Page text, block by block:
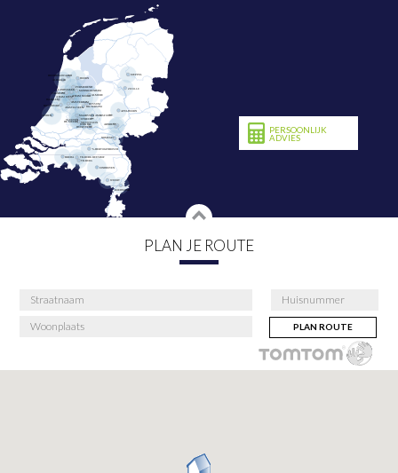
PERSOONLIJK
ADVIES
PLAN JE ROUTE
PLAN ROUTE